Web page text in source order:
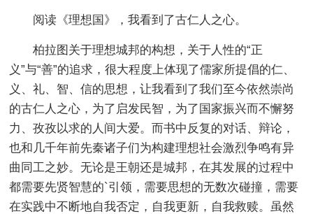
阅读《理想国》，我看到了古仁人之心。
柏拉图关于理想城邦的构想，关于人性的“正
义”与“善”的追求，很大程度上体现了儒家所提倡的仁、
义、礼、智、信的思想，让我看到了我们至今依然崇尚
的古仁人之心，为了启发民智，为了国家振兴而不懈努
力、孜孜以求的人间大爱。而书中反复的对话、辩论，
也和几千年前先秦诸子们为构建理想社会激烈争鸣有异
曲同工之妙。无论是王朝还是城邦，在其发展的过程中
都需要先贤智慧的`引领，需要思想的无数次碰撞，需要
在实践中不断地自我否定，自我更新，自我救赎。虽然